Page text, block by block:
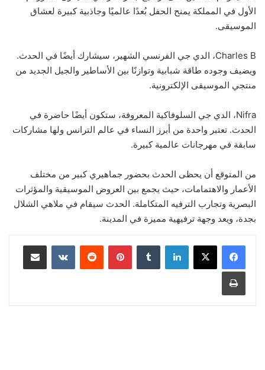
الأول في المملكة يمنح الحفل بُعدًا عالميًا وجاذبية كبيرة لعشاق
الموسيقى.
Charles B، الدي جي الفرنسي الشهير، سيشارك أيضًا في الحدث.
ويضيف وجوده طاقة شبابية وتوازنًا بين الأساطير والجيل الجديد من
منتجي الموسيقى الإلكترونية.
Nifra، الدي جي السلوفاكية المعروفة، ستكون أيضًا حاضرة في
الحدث. تعتبر واحدة من أبرز النساء في عالم الترانس ولها مشاركات
سابقة في مهرجانات عالمية كبيرة.
من المتوقع أن يحظى الحدث بحضور جماهيري كبير من مختلف
الأعمار والاهتمامات، حيث يجمع بين العروض الموسيقية والمؤثرات
البصرية وتجارب الترفيه المتكاملة. الحدث سيقام في ملاهي الشلال
بجدة، ويعد وجهة ترفيهية مميزة في المدينة.
لينكدإن بينتيريست